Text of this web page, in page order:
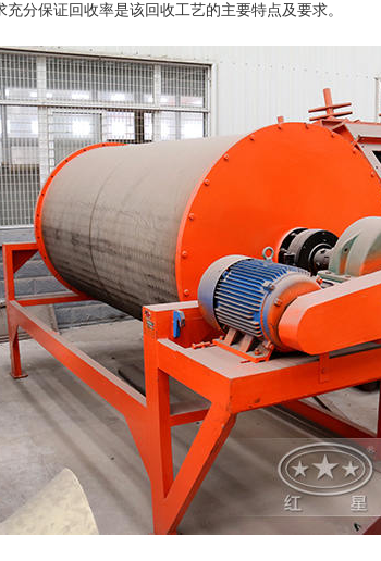
充分保证回收率是该回收工艺的主要特点及要求。